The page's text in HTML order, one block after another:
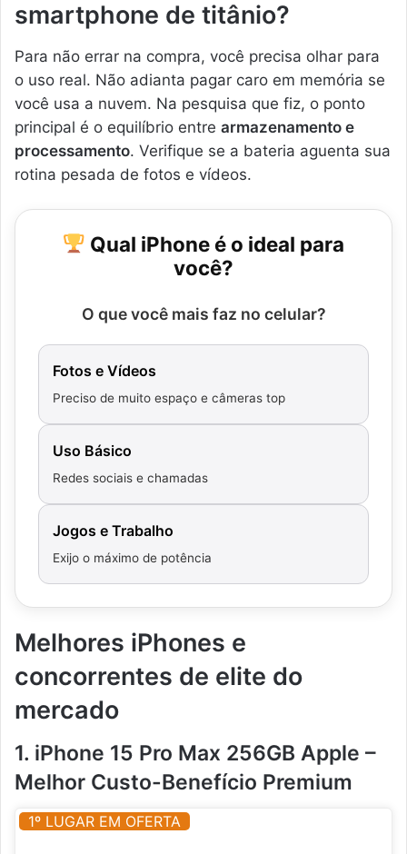
smartphone de titânio?
Para não errar na compra, você precisa olhar para
o uso real. Não adianta pagar caro em memória se
você usa a nuvem. Na pesquisa que fiz, o ponto
principal é o equilíbrio entre armazenamento e
processamento. Verifique se a bateria aguenta sua
rotina pesada de fotos e vídeos.
Qual iPhone é o ideal para
você?
O que você mais faz no celular?
Fotos e Vídeos
Preciso de muito espaço e câmeras top
Uso Básico
Redes sociais e chamadas
Jogos e Trabalho
Exijo o máximo de potência
Melhores iPhones e
concorrentes de elite do
mercado
1. iPhone 15 Pro Max 256GB Apple –
Melhor Custo-Benefício Premium
1º LUGAR EM OFERTA